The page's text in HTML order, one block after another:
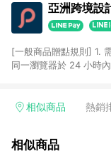
亞洲跨境設
[一般商品贈點規則] 1.
同一瀏覽器於 24 小時
回饋訂單不得享有
行為，不具贈點資格，
相似商品 熱銷
相似商品